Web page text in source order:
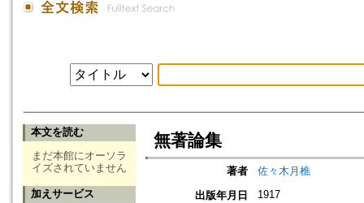
本文を読む
まだ本館にオーソラ
イズされていません
加えサービス
無著論集
著者
佐々木月樵
出版年月日
1917